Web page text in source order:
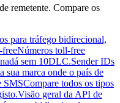
remetente. Compare os
para tráfego bidirecional,
Números toll-free
sem 10DLC.Sender IDs
sua marca onde o país de
SMSCompare todos os tipos
Visão geral da API de